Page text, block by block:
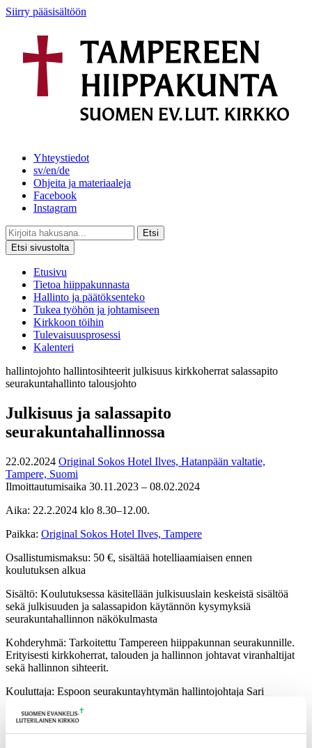
Siirry pääsisältöön
Yhteystiedot
sv/en/de
Ohjeita ja materiaaleja
Facebook
Instagram
Etsi
Etsi sivustolta
Etusivu
Tietoa hiippakunnasta
Hallinto ja päätöksenteko
Tukea työhön ja johtamiseen
Kirkkoon töihin
Tulevaisuusprosessi
Kalenteri
hallintojohto hallintosihteerit julkisuus kirkkoherrat salassapito
seurakuntahallinto talousjohto
Julkisuus ja salassapito
seurakuntahallinnossa
22.02.2024 Original Sokos Hotel Ilves, Hatanpään valtatie,
Tampere, Suomi
Ilmoittautumisaika 30.11.2023 – 08.02.2024
Aika: 22.2.2024 klo 8.30–12.00.
Paikka: Original Sokos Hotel Ilves, Tampere
Osallistumismaksu: 50 €, sisältää hotelliaamiaisen ennen
koulutuksen alkua
Sisältö: Koulutuksessa käsitellään julkisuuslain keskeistä sisältöä
sekä julkisuuden ja salassapidon käytännön kysymyksiä
seurakuntahallinnon näkökulmasta
Kohderyhmä: Tarkoitettu Tampereen hiippakunnan seurakunnille.
Erityisesti kirkkoherrat, talouden ja hallinnon johtavat viranhaltijat
sekä hallinnon sihteerit.
Kouluttaja: Espoon seurakuntayhtymän hallintojohtaja Sari